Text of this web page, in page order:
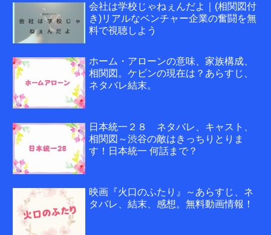
会社は学校じゃねぇんだよ｜(相関図付
き)リアルなベンチャー企業の奮闘を無
料で視聴しよう
ホーム・アローンの意味、家族構成、
相関図。ケビンの現在は？あらすじ、
ネタバレ結末。
日本統一２８ ネタバレ、キャスト、
相関図～渋谷の敵はきっちりとりま
す！日本統一 何話まで？
映画『火口のふたり』～あらすじ、ネ
タバレ、結末、感想。無料動画情報！